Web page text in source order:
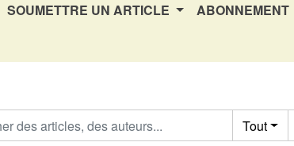
SOUMETTRE UN ARTICLE ABONNEMENT
Tout